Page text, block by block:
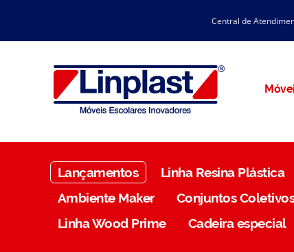
Central de
Lançamentos Linha Resina Plástica
Ambiente Maker
Conjuntos Coletivos
Linha Wood Prime
Cadeira especial
Linha Resina Plástica
Universitária
Armários / Nichos
SOBRE A EMPRESA